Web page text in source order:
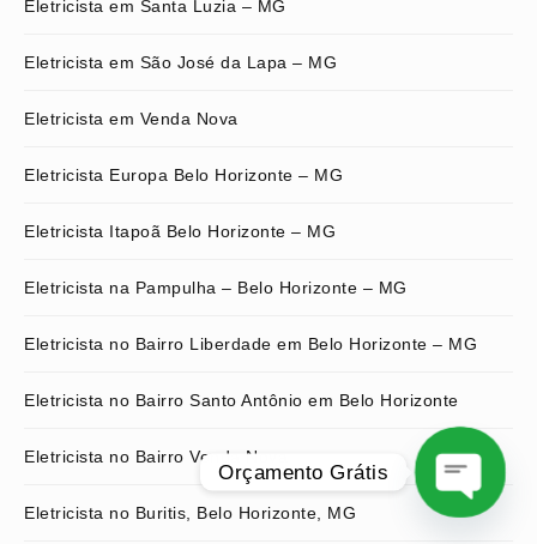
Eletricista em Santa Luzia – MG
Eletricista em São José da Lapa – MG
Eletricista em Venda Nova
Eletricista Europa Belo Horizonte – MG
Eletricista Itapoã Belo Horizonte – MG
Eletricista na Pampulha – Belo Horizonte – MG
Eletricista no Bairro Liberdade em Belo Horizonte – MG
Eletricista no Bairro Santo Antônio em Belo Horizonte
Eletricista no Bairro Venda Nova
Eletricista no Buritis, Belo Horizonte, MG
Orçamento Grátis